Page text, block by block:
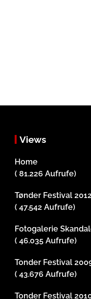
Views
Home
( 81.226 Aufrufe)
Tønder Festival 2012
( 47.542 Aufrufe)
Fotogalerie
( 46.035 Aufrufe)
Tonder Festival
( 43.676 Aufrufe)
Tonder Festival